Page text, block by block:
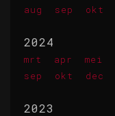
aug
sep okt
2024
mrt apr mei
sep
okt dec
2023